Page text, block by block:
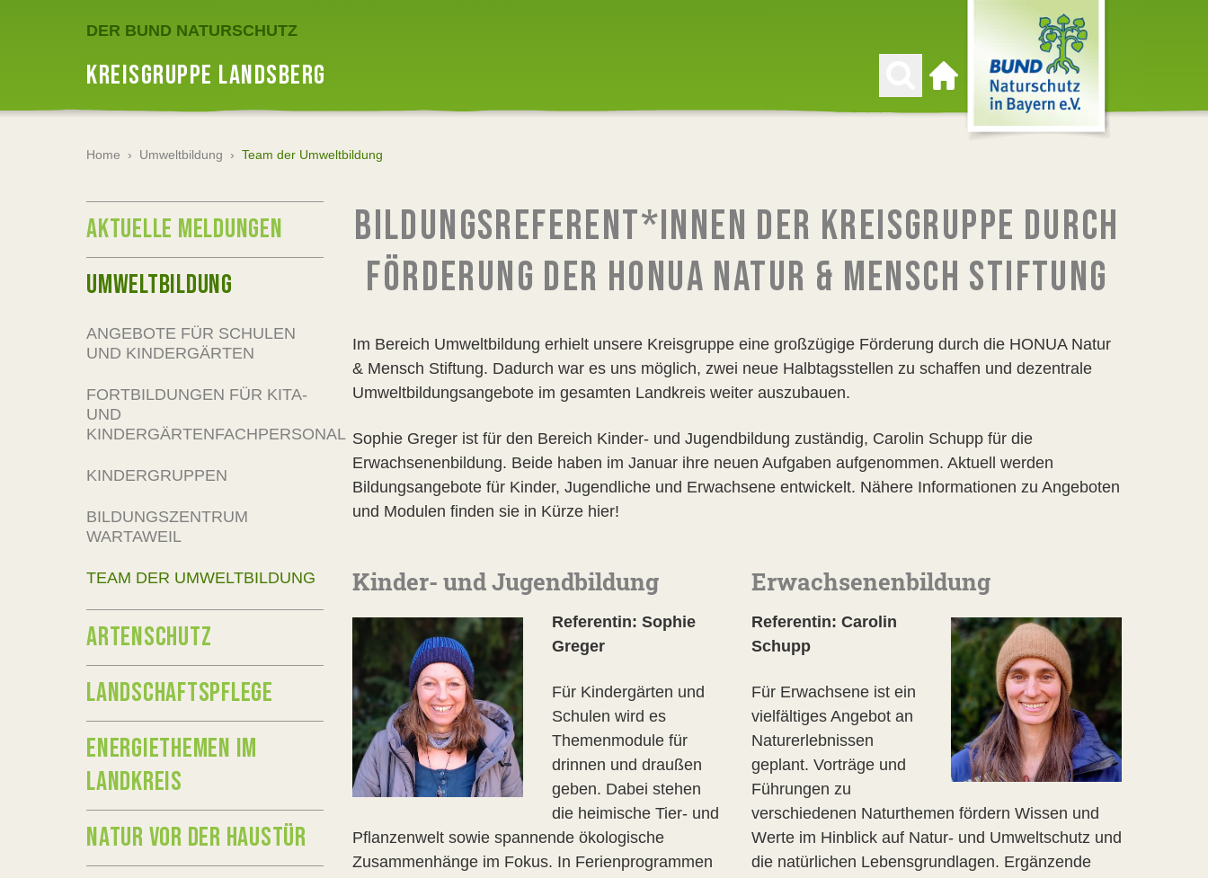
DER BUND NATURSCHUTZ
KREISGRUPPE LANDSBERG
Zur Startseite
Home › Umweltbildung › Team der Umweltbildung
BILDUNGSREFERENT*INNEN DER KREISGRUPPE DURCH
FÖRDERUNG DER HONUA NATUR & MENSCH STIFTUNG
Im Bereich Umweltbildung erhielt unsere Kreisgruppe eine großzügige Förderung durch die HONUA Natur
& Mensch Stiftung. Dadurch war es uns möglich, zwei neue Halbtagsstellen zu schaffen und dezentrale
Umweltbildungsangebote im gesamten Landkreis weiter auszubauen.
Sophie Greger ist für den Bereich Kinder- und Jugendbildung zuständig, Carolin Schupp für die
Erwachsenenbildung. Beide haben im Januar ihre neuen Aufgaben aufgenommen. Aktuell werden
Bildungsangebote für Kinder, Jugendliche und Erwachsene entwickelt. Nähere Informationen zu Angeboten
und Modulen finden sie in Kürze hier!
Kinder- und Jugendbildung
Referentin: Sophie
Greger
Für Kindergärten und
Schulen wird es
Themenmodule für
drinnen und draußen
geben. Dabei stehen
die heimische Tier- und
Pflanzenwelt sowie spannende ökologische
Zusammenhänge im Fokus. In Ferienprogrammen
Erwachsenenbildung
Referentin: Carolin
Schupp
Für Erwachsene ist ein
vielfältiges Angebot an
Naturerlebnissen
geplant. Vorträge und
Führungen zu
verschiedenen Naturthemen fördern Wissen und
Werte im Hinblick auf Natur- und Umweltschutz und
die natürlichen Lebensgrundlagen. Ergänzende
AKTUELLE MELDUNGEN
UMWELTBILDUNG
ANGEBOTE FÜR SCHULEN
UND KINDERGÄRTEN
FORTBILDUNGEN FÜR KITA-
UND
KINDERGÄRTENFACHPERSONAL
KINDERGRUPPEN
BILDUNGSZENTRUM
WARTAWEIL
TEAM DER UMWELTBILDUNG
ARTENSCHUTZ
LANDSCHAFTSPFLEGE
ENERGIETHEMEN IM
LANDKREIS
NATUR VOR DER HAUSTÜR